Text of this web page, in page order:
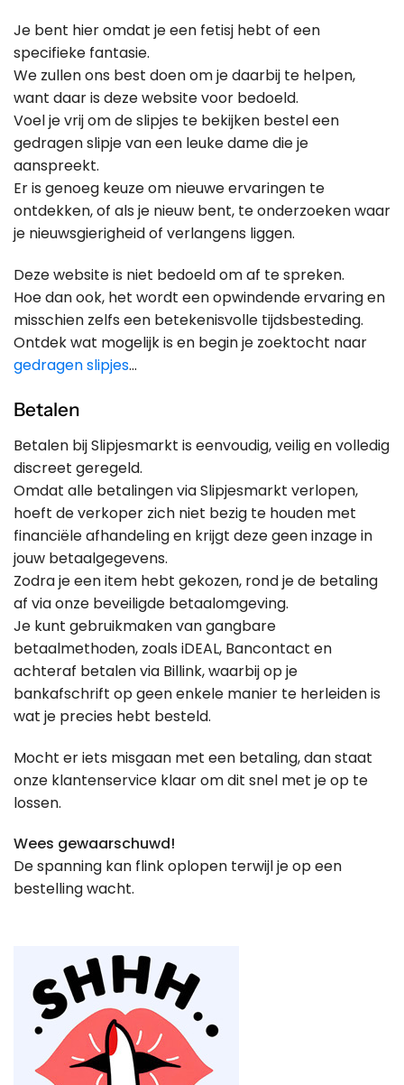
Je bent hier omdat je een fetisj hebt of een
specifieke fantasie.
We zullen ons best doen om je daarbij te helpen,
want daar is deze website voor bedoeld.
Voel je vrij om de slipjes te bekijken bestel een
gedragen slipje van een leuke dame die je
aanspreekt.
Er is genoeg keuze om nieuwe ervaringen te
ontdekken, of als je nieuw bent, te onderzoeken waar
je nieuwsgierigheid of verlangens liggen.
Deze website is niet bedoeld om af te spreken.
Hoe dan ook, het wordt een opwindende ervaring en
misschien zelfs een betekenisvolle tijdsbesteding.
Ontdek wat mogelijk is en begin je zoektocht naar
gedragen slipjes…
Betalen
Betalen bij Slipjesmarkt is eenvoudig, veilig en volledig
discreet geregeld.
Omdat alle betalingen via Slipjesmarkt verlopen,
hoeft de verkoper zich niet bezig te houden met
financiële afhandeling en krijgt deze geen inzage in
jouw betaalgegevens.
Zodra je een item hebt gekozen, rond je de betaling
af via onze beveiligde betaalomgeving.
Je kunt gebruikmaken van gangbare
betaalmethoden, zoals iDEAL, Bancontact en
achteraf betalen via Billink, waarbij op je
bankafschrift op geen enkele manier te herleiden is
wat je precies hebt besteld.
Mocht er iets misgaan met een betaling, dan staat
onze klantenservice klaar om dit snel met je op te
lossen.
Wees gewaarschuwd!
De spanning kan flink oplopen terwijl je op een
bestelling wacht.